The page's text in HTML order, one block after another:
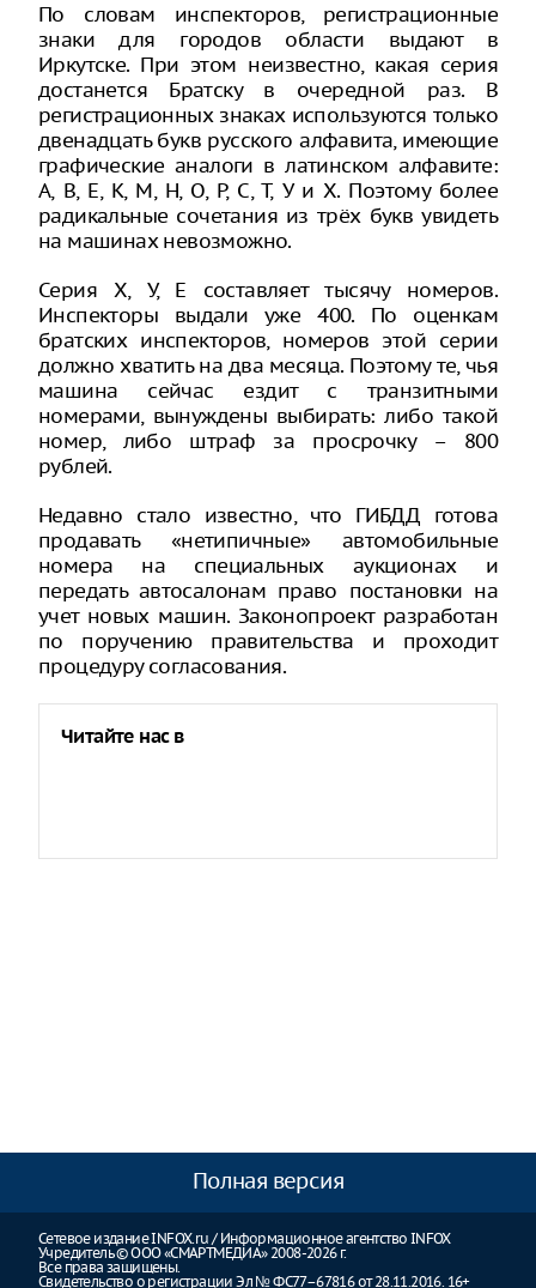
По словам инспекторов, регистрационные
знаки для городов области выдают в
Иркутске. При этом неизвестно, какая серия
достанется Братску в очередной раз. В
регистрационных знаках используются только
двенадцать букв русского алфавита, имеющие
графические аналоги в латинском алфавите:
А, В, Е, К, М, Н, О, Р, С, Т, У и Х. Поэтому более
радикальные сочетания из трёх букв увидеть
на машинах невозможно.
Серия Х, У, Е составляет тысячу номеров.
Инспекторы выдали уже 400. По оценкам
братских инспекторов, номеров этой серии
должно хватить на два месяца. Поэтому те, чья
машина сейчас ездит с транзитными
номерами, вынуждены выбирать: либо такой
номер, либо штраф за просрочку – 800
рублей.
Недавно стало известно, что ГИБДД готова
продавать «нетипичные» автомобильные
номера на специальных аукционах и
передать автосалонам право постановки на
учет новых машин. Законопроект разработан
по поручению правительства и проходит
процедуру согласования.
Читайте нас в
Полная версия
Сетевое издание INFOX.ru / Информационное агентство INFOX
Учредитель © ООО «СМАРТМЕДИА» 2008-2026 г.
Все права защищены.
Свидетельство о регистрации Эл № ФС77–67816 от 28.11.2016. 16+